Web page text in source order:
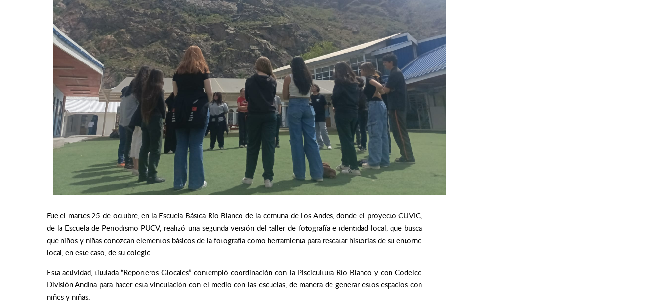
Fue el martes 25 de octubre, en la Escuela Básica Río Blanco de la comuna de Los Andes, donde el proyecto CUVIC,
de la Escuela de Periodismo PUCV, realizó una segunda versión del taller de fotografía e identidad local, que busca
que niños y niñas conozcan elementos básicos de la fotografía como herramienta para rescatar historias de su entorno
local, en este caso, de su colegio.
Esta actividad, titulada “Reporteros Glocales” contempló coordinación con la Piscicultura Río Blanco y con Codelco
División Andina para hacer esta vinculación con el medio con las escuelas, de manera de generar estos espacios con
niños y niñas.